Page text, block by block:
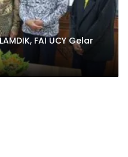
FAI UCY Gelar